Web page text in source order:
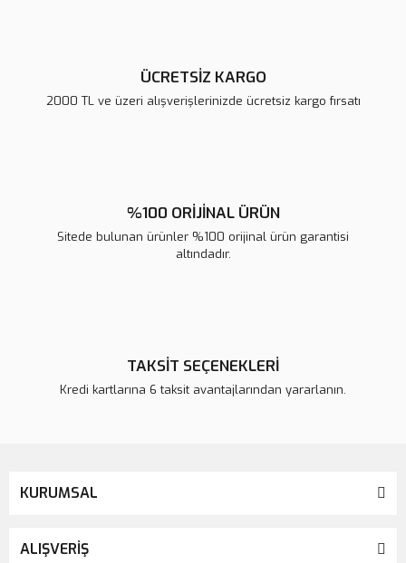
ÜCRETSİZ KARGO
2000 TL ve üzeri alışverişlerinizde ücretsiz kargo fırsatı
%100 ORİJİNAL ÜRÜN
Sitede bulunan ürünler %100 orijinal ürün garantisi
altındadır.
TAKSİT SEÇENEKLERİ
Kredi kartlarına 6 taksit avantajlarından yararlanın.
KURUMSAL
ALIŞVERİŞ